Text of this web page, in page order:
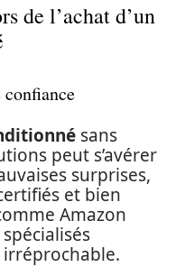
de l’achat d’un
sans
peut s’avérer
surprises,
et bien
Amazon